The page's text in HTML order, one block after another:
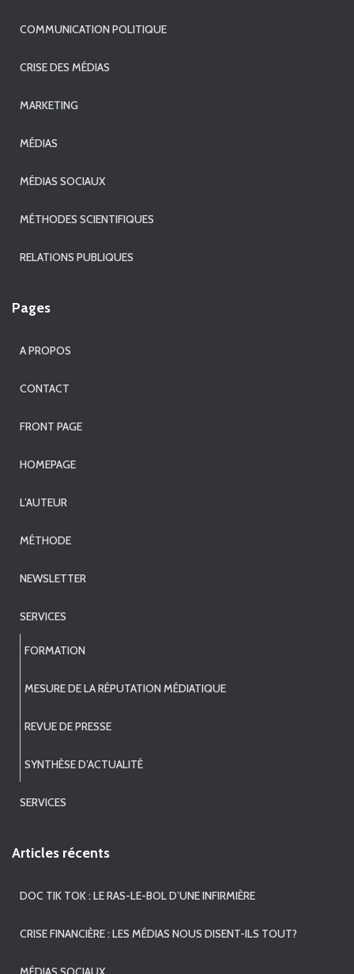
COMMUNICATION POLITIQUE
CRISE DES MÉDIAS
MARKETING
MÉDIAS
MÉDIAS SOCIAUX
MÉTHODES SCIENTIFIQUES
RELATIONS PUBLIQUES
Pages
A PROPOS
CONTACT
FRONT PAGE
HOMEPAGE
L’AUTEUR
MÉTHODE
NEWSLETTER
SERVICES
FORMATION
MESURE DE LA RÉPUTATION MÉDIATIQUE
REVUE DE PRESSE
SYNTHÈSE D’ACTUALITÉ
SERVICES
Articles récents
DOC TIK TOK : LE RAS-LE-BOL D’UNE INFIRMIÈRE
CRISE FINANCIÈRE : LES MÉDIAS NOUS DISENT-ILS TOUT?